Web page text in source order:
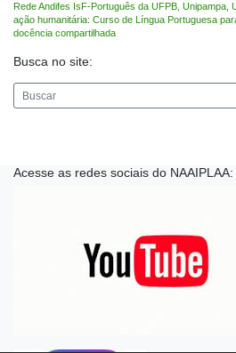
Rede Andifes IsF-Português da UFPB, Unipampa,
ação humanitária: Curso de Língua Portuguesa
docência compartilhada
Busca no site:
Acesse as redes sociais do NAAIPLAA: